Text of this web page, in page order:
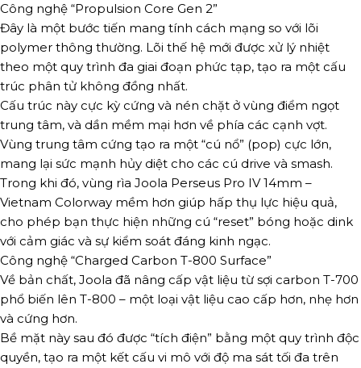
Công nghệ “Propulsion Core Gen 2”
Đây là một bước tiến mang tính cách mạng so với lõi
polymer thông thường. Lõi thế hệ mới được xử lý nhiệt
theo một quy trình đa giai đoạn phức tạp, tạo ra một cấu
trúc phân tử không đồng nhất.
Cấu trúc này cực kỳ cứng và nén chặt ở vùng điểm ngọt
trung tâm, và dần mềm mại hơn về phía các cạnh vợt.
Vùng trung tâm cứng tạo ra một “cú nổ” (pop) cực lớn,
mang lại sức mạnh hủy diệt cho các cú drive và smash.
Trong khi đó, vùng rìa Joola Perseus Pro IV 14mm –
Vietnam Colorway mềm hơn giúp hấp thụ lực hiệu quả,
cho phép bạn thực hiện những cú “reset” bóng hoặc dink
với cảm giác và sự kiểm soát đáng kinh ngạc.
Công nghệ “Charged Carbon T-800 Surface”
Về bản chất, Joola đã nâng cấp vật liệu từ sợi carbon T-700
phổ biến lên T-800 – một loại vật liệu cao cấp hơn, nhẹ hơn
và cứng hơn.
Bề mặt này sau đó được “tích điện” bằng một quy trình độc
quyền, tạo ra một kết cấu vi mô với độ ma sát tối đa trên